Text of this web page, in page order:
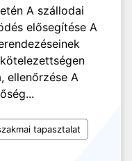
A szállodai
elősegítése A
ellenőrzése A
tapasztalat